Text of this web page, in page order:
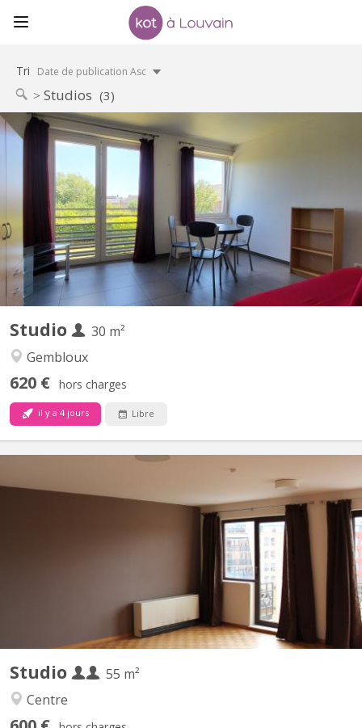
Tri Date de publication Asc
Studios (3)
Studio
30 m²
Gembloux
620 € hors charges
il y a 4 jours Libre
Situé à Gembloux (Lonzée) à 20 minutes, en voiture, de Louvain
la Neuve. Joli petit Studio à louer. Lumineux. Idéal pour personne
seule ou étudiant-e-Composé d'une pièce de vie avec cuisine
équipée (frigo et partie congélateur, four, 4 taques
vitrocéramiques, lave-vaisselle) , une salle de bain...
Studio
55 m²
Centre
Très grand sturdio de 55 m2 avec cuisines équipée privativve,
salle de bain privative, balcon, video parlophone